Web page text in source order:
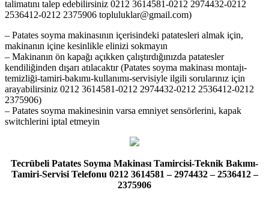
talimatını talep edebilirsiniz 0212 3614581-0212 2974432-0212
2536412-0212 2375906 topluluklar@gmail.com)
– Patates soyma makinasının içerisindeki patatesleri almak için,
makinanın içine kesinlikle elinizi sokmayın
– Makinanın ön kapağı açıkken çalıştırdığınızda patatesler
kendiliğinden dışarı atılacaktır (Patates soyma makinası montajı-
temizliği-tamiri-bakımı-kullanımı-servisiyle ilgili sorularınız için
arayabilirsiniz 0212 3614581-0212 2974432-0212 2536412-0212
2375906)
– Patates soyma makinesinin varsa emniyet sensörlerini, kapak
switchlerini iptal etmeyin
Tecrübeli Patates Soyma Makinası Tamircisi-Teknik Bakımı-
Tamiri-Servisi Telefonu 0212 3614581 – 2974432 – 2536412 –
2375906